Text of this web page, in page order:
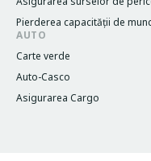
Pierderea capacităţii de
AUTO
Carte verde
Auto-Casco
Asigurarea Cargo